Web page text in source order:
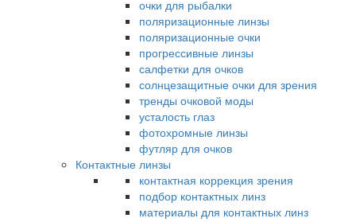
очки для рыбалки
поляризационные линзы
поляризационные очки
прогрессивные линзы
салфетки для очков
солнцезащитные очки для зрения
тренды очковой моды
усталость глаз
фотохромные линзы
футляр для очков
Контактные линзы
контактная коррекция зрения
подбор контактных линз
материалы для контактных линз